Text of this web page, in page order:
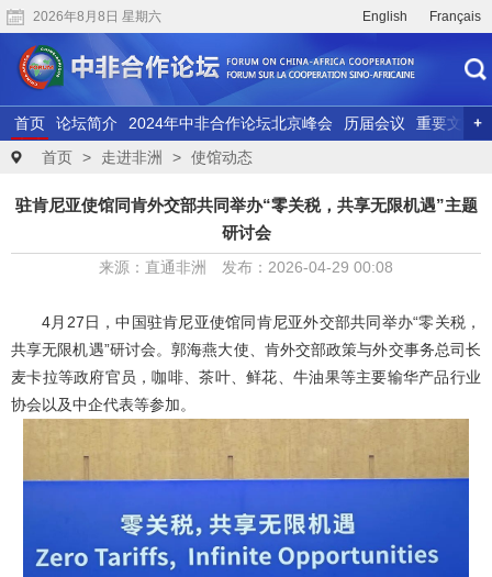
2026年8月8日 星期六 English Français
首页 论坛简介 2024年中非合作论坛北京峰会 历届会议
重要文献
联合研究
精彩视频
首页 > 走进非洲 > 使馆动态
驻肯尼亚使馆同肯外交部共同举办“零关税，共享无限机遇”主题
研讨会
来源：直通非洲 发布：2026-04-29 00:08
4月27日，中国驻肯尼亚使馆同肯尼亚外交部共同举办“零关税，
共享无限机遇”研讨会。郭海燕大使、肯外交部政策与外交事务总司长
麦卡拉等政府官员，咖啡、茶叶、鲜花、牛油果等主要输华产品行业
协会以及中企代表等参加。